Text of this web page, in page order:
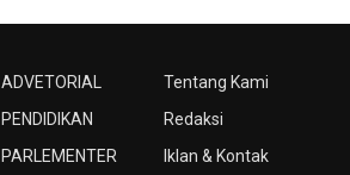
ADVETORIAL
PENDIDIKAN
PARLEMENTER
Tentang Kami
Redaksi
Iklan & Kontak